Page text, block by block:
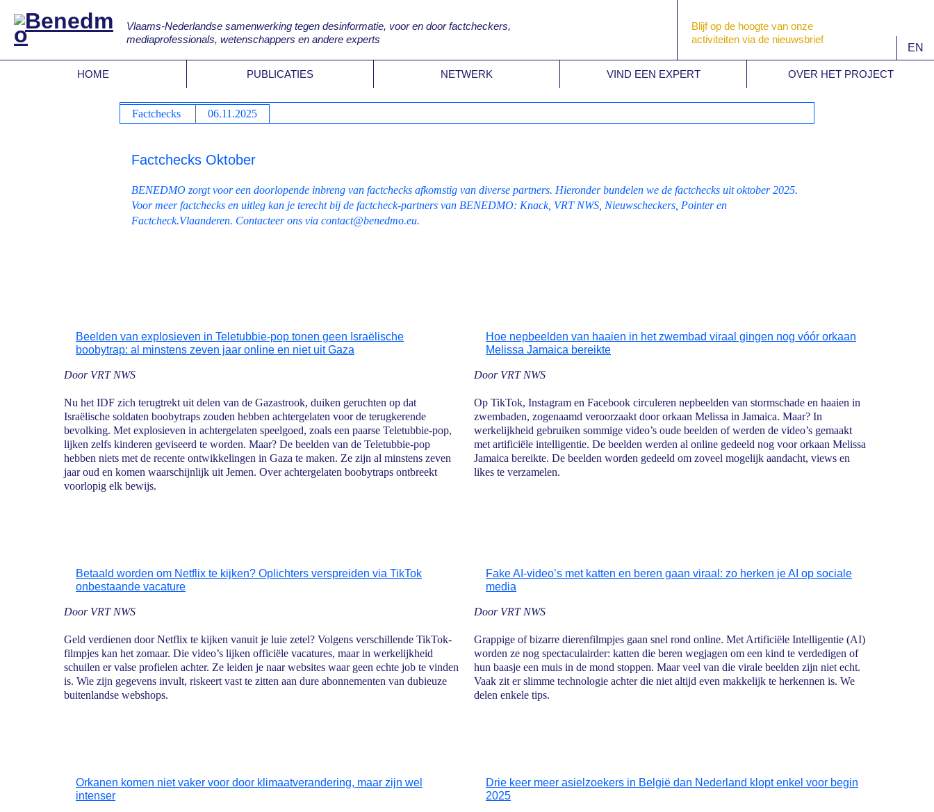
Vlaams-Nederlandse samenwerking tegen desinformatie, voor en door factcheckers,
mediaprofessionals, wetenschappers en andere experts
Blijf op de hoogte van onze
activiteiten via de nieuwsbrief
EN
HOME PUBLICATIES NETWERK VIND EEN EXPERT OVER HET PROJECT
Factchecks 06.11.2025
Factchecks Oktober
BENEDMO zorgt voor een doorlopende inbreng van factchecks afkomstig van diverse partners. Hieronder bundelen we de factchecks uit oktober 2025.
Voor meer factchecks en uitleg kan je terecht bij de factcheck-partners van BENEDMO: Knack, VRT NWS, Nieuwscheckers, Pointer en
Factcheck.Vlaanderen. Contacteer ons via contact@benedmo.eu.
Beelden van explosieven in Teletubbie-pop tonen geen Israëlische
boobytrap: al minstens zeven jaar online en niet uit Gaza
Door VRT NWS
Nu het IDF zich terugtrekt uit delen van de Gazastrook, duiken geruchten op dat
Israëlische soldaten boobytraps zouden hebben achtergelaten voor de terugkerende
bevolking. Met explosieven in achtergelaten speelgoed, zoals een paarse Teletubbie-pop,
lijken zelfs kinderen geviseerd te worden. Maar? De beelden van de Teletubbie-pop
hebben niets met de recente ontwikkelingen in Gaza te maken. Ze zijn al minstens zeven
jaar oud en komen waarschijnlijk uit Jemen. Over achtergelaten boobytraps ontbreekt
voorlopig elk bewijs.
Hoe nepbeelden van haaien in het zwembad viraal gingen nog vóór orkaan
Melissa Jamaica bereikte
Door VRT NWS
Op TikTok, Instagram en Facebook circuleren nepbeelden van stormschade en haaien in
zwembaden, zogenaamd veroorzaakt door orkaan Melissa in Jamaica. Maar? In
werkelijkheid gebruiken sommige video’s oude beelden of werden de video’s gemaakt
met artificiële intelligentie. De beelden werden al online gedeeld nog voor orkaan Melissa
Jamaica bereikte. De beelden worden gedeeld om zoveel mogelijk aandacht, views en
likes te verzamelen.
Betaald worden om Netflix te kijken? Oplichters verspreiden via TikTok
onbestaande vacature
Door VRT NWS
Geld verdienen door Netflix te kijken vanuit je luie zetel? Volgens verschillende TikTok-
filmpjes kan het zomaar. Die video’s lijken officiële vacatures, maar in werkelijkheid
schuilen er valse profielen achter. Ze leiden je naar websites waar geen echte job te vinden
is. Wie zijn gegevens invult, riskeert vast te zitten aan dure abonnementen van dubieuze
buitenlandse webshops.
Fake AI-video’s met katten en beren gaan viraal: zo herken je AI op sociale
media
Door VRT NWS
Grappige of bizarre dierenfilmpjes gaan snel rond online. Met Artificiële Intelligentie (AI)
worden ze nog spectaculairder: katten die beren wegjagen om een kind te verdedigen of
hun baasje een muis in de mond stoppen. Maar veel van die virale beelden zijn niet echt.
Vaak zit er slimme technologie achter die niet altijd even makkelijk te herkennen is. We
delen enkele tips.
Orkanen komen niet vaker voor door klimaatverandering, maar zijn wel
intenser
Drie keer meer asielzoekers in België dan Nederland klopt enkel voor begin
2025